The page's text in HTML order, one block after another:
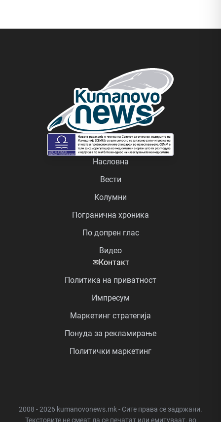
Насловна
Вести
Колумни
Погранична хроника
По допрен глас
Видео
✉Контакт
Политика на приватност
Импресум
Маркетинг стратегија
Понуда за рекламирање
Политички маркетинг
2008 - 2026 kumanovonews.mk - Сите права се задржани.
Текстовите не смеат да се печатат или емитуваат, во